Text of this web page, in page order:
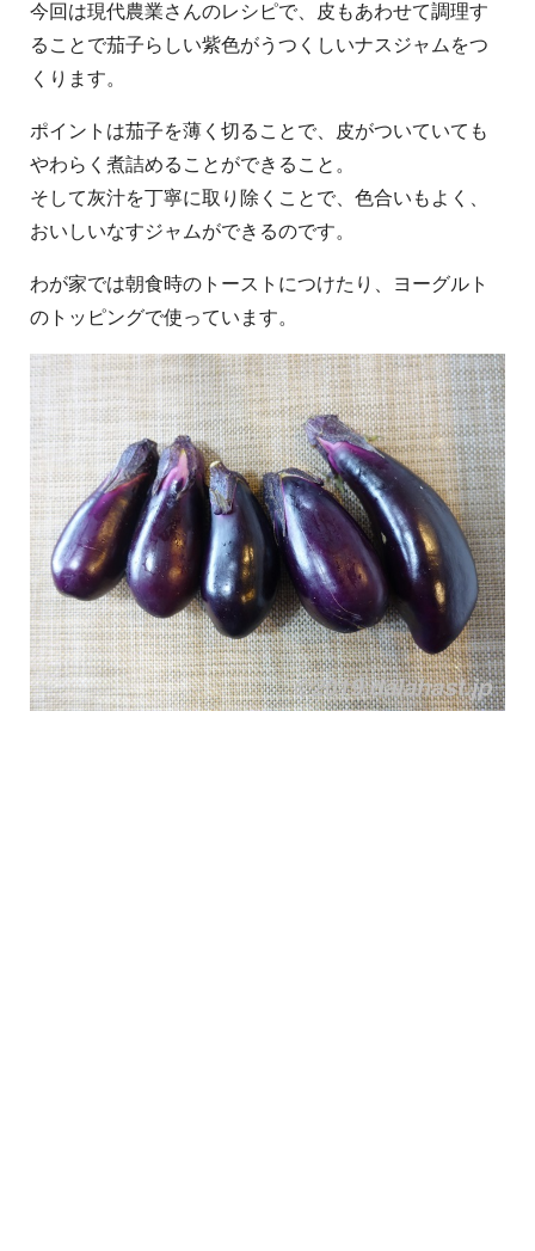
今回は現代農業さんのレシピで、皮もあわせて調理す
ることで茄子らしい紫色がうつくしいナスジャムをつ
くります。
ポイントは茄子を薄く切ることで、皮がついていても
やわらく煮詰めることができること。
そして灰汁を丁寧に取り除くことで、色合いもよく、
おいしいなすジャムができるのです。
わが家では朝食時のトーストにつけたり、ヨーグルト
のトッピングで使っています。